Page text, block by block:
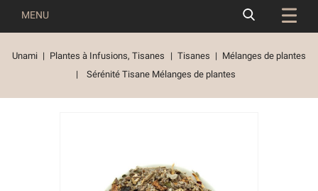
MENU
Unami Plantes à Infusions, Tisanes Tisanes
Mélanges de plantes
Sérénité Tisane Mélanges de plantes